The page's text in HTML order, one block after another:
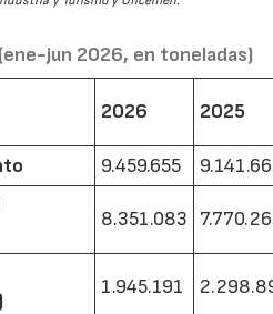
jun 2026, en toneladas)
2026 2025
9.459.655
8.351.083
1.945.191